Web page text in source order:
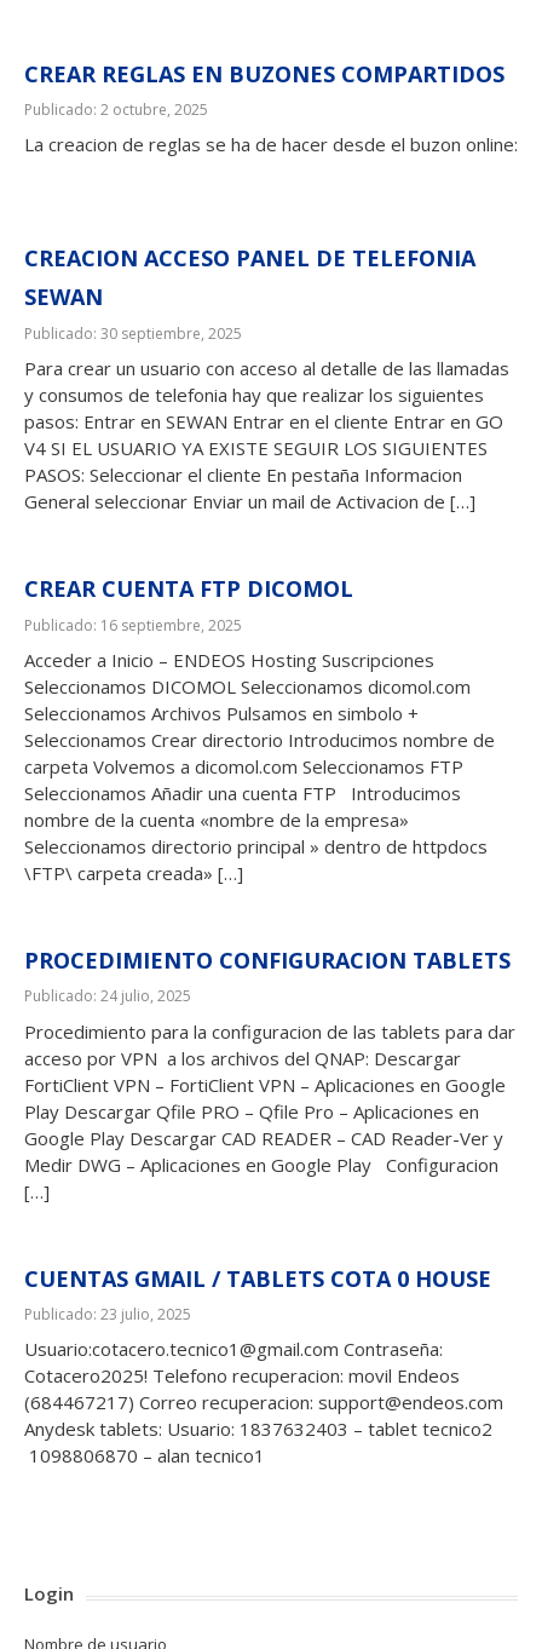
CREAR REGLAS EN BUZONES COMPARTIDOS
Publicado: 2 octubre, 2025
La creacion de reglas se ha de hacer desde el buzon online:
CREACION ACCESO PANEL DE TELEFONIA
SEWAN
Publicado: 30 septiembre, 2025
Para crear un usuario con acceso al detalle de las llamadas
y consumos de telefonia hay que realizar los siguientes
pasos: Entrar en SEWAN Entrar en el cliente Entrar en GO
V4 SI EL USUARIO YA EXISTE SEGUIR LOS SIGUIENTES
PASOS: Seleccionar el cliente En pestaña Informacion
General seleccionar Enviar un mail de Activacion de […]
CREAR CUENTA FTP DICOMOL
Publicado: 16 septiembre, 2025
Acceder a Inicio – ENDEOS Hosting Suscripciones
Seleccionamos DICOMOL Seleccionamos dicomol.com
Seleccionamos Archivos Pulsamos en simbolo +
Seleccionamos Crear directorio Introducimos nombre de
carpeta Volvemos a dicomol.com Seleccionamos FTP
Seleccionamos Añadir una cuenta FTP Introducimos
nombre de la cuenta «nombre de la empresa»
Seleccionamos directorio principal » dentro de httpdocs
\FTP\ carpeta creada» […]
PROCEDIMIENTO CONFIGURACION TABLETS
Publicado: 24 julio, 2025
Procedimiento para la configuracion de las tablets para dar
acceso por VPN a los archivos del QNAP: Descargar
FortiClient VPN – FortiClient VPN – Aplicaciones en Google
Play Descargar Qfile PRO – Qfile Pro – Aplicaciones en
Google Play Descargar CAD READER – CAD Reader-Ver y
Medir DWG – Aplicaciones en Google Play Configuracion
[…]
CUENTAS GMAIL / TABLETS COTA 0 HOUSE
Publicado: 23 julio, 2025
Usuario:cotacero.tecnico1@gmail.com Contraseña:
Cotacero2025! Telefono recuperacion: movil Endeos
(684467217) Correo recuperacion: support@endeos.com
Anydesk tablets: Usuario: 1837632403 – tablet tecnico2
1098806870 – alan tecnico1
Login
Nombre de usuario